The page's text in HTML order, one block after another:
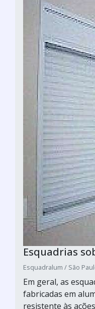
Esquadrias
Esquadralum / São
Em geral, as
fabricadas em
resistente às